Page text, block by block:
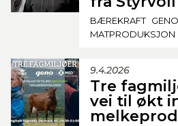
BÆREKRAFT
MATPRODUKSJON
9.4.2026
Tre
vei til økt